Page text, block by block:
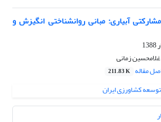
آبیاری: مبانی روانشناختی انگیزش و
زمانی
مقاله 211.83 K